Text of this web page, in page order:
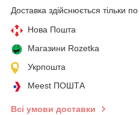
Доставка здійснюється тільки
Нова Пошта
Магазини Rozetka
Укрпошта
Meest ПОШТА
Всі умови доставки